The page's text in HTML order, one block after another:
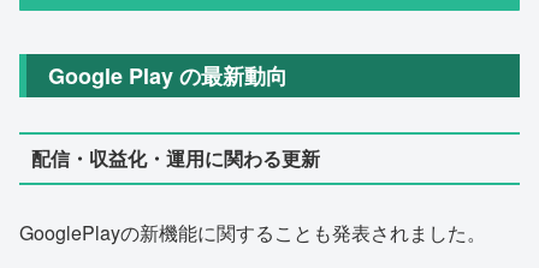
Google Play の最新動向
配信・収益化・運用に関わる更新
GooglePlayの新機能に関することも発表されました。